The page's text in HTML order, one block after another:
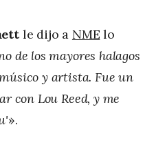
le dijo a NME lo
de los mayores halagos
y artista. Fue un
con Lou Reed, y me
».